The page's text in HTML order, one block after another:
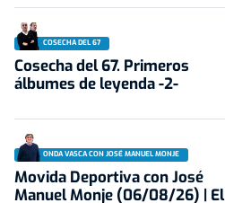
COSECHA DEL 67
Cosecha del 67. Primeros
álbumes de leyenda -2-
ONDA VASCA CON JOSÉ MANUEL MONJE
Movida Deportiva con José
Manuel Monje (06/08/26) | El